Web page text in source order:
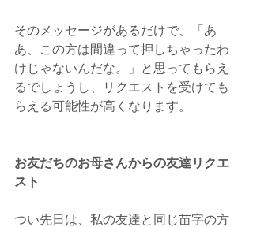
そのメッセージがあるだけで、「あ
あ、この方は間違って押しちゃったわ
けじゃないんだな。」と思ってもらえ
るでしょうし、リクエストを受けても
らえる可能性が高くなります。
お友だちのお母さんからの友達リクエ
スト
つい先日は、私の友達と同じ苗字の方